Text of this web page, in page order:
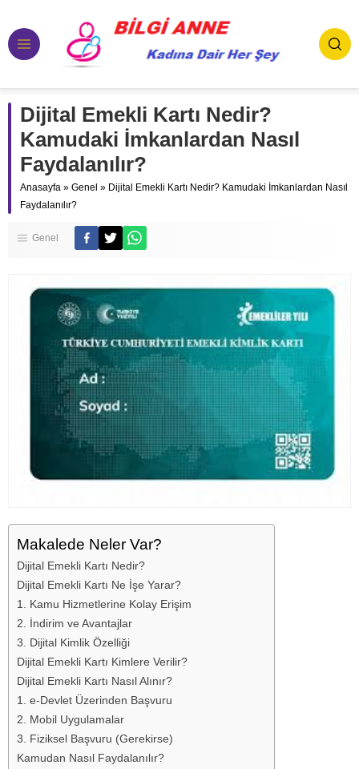
Dijital Emekli Kartı Nedir?
Kamudaki İmkanlardan Nasıl
Faydalanılır?
Anasayfa » Genel » Dijital Emekli Kartı Nedir? Kamudaki İmkanlardan Nasıl
Faydalanılır?
Genel
Makalede Neler Var?
Dijital Emekli Kartı Nedir?
Dijital Emekli Kartı Ne İşe Yarar?
1. Kamu Hizmetlerine Kolay Erişim
2. İndirim ve Avantajlar
3. Dijital Kimlik Özelliği
Dijital Emekli Kartı Kimlere Verilir?
Dijital Emekli Kartı Nasıl Alınır?
1. e-Devlet Üzerinden Başvuru
2. Mobil Uygulamalar
3. Fiziksel Başvuru (Gerekirse)
Kamudan Nasıl Faydalanılır?